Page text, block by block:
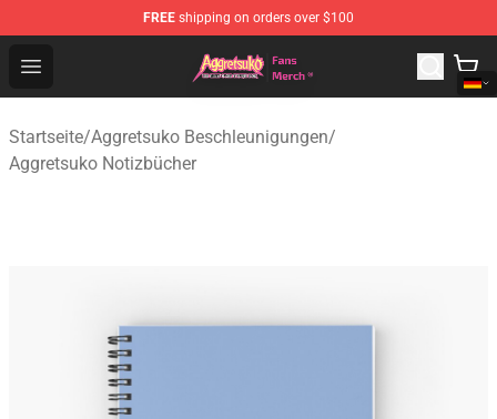
FREE shipping on orders over $100
Open menu
Aggretsuko Store - Official Aggretsuko Merchandise
Startseite/Aggretsuko Beschleunigungen/
Aggretsuko Notizbücher